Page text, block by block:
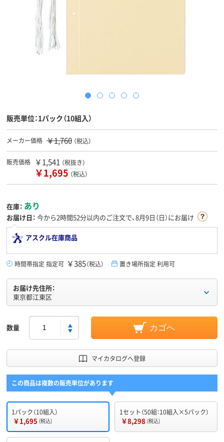
販売単位：1パック（10組入）
メーカー価格 ￥1,760 （税込）
販売価格 ￥1,541 （税抜き）
￥1,695 （税込）
在庫： あり
お届け日： 今から2時間52分以内のご注文で、8月9日（日）にお届け
アスクル在庫商品
時間帯指定 指定可 ￥385（税込） 置き場所指定 利用可
お届け先住所：
東京都江東区
数量 カゴへ
マイカタログへ登録
この商品は複数の販売単位があります
1パック（10組入）
￥1,695 (税込)
1セット（50組：10組入×5パック）
￥8,298 (税込)